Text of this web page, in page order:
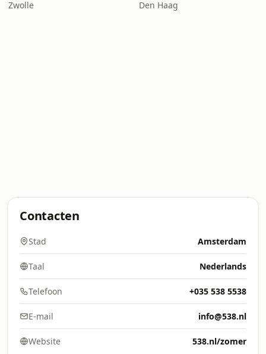
Zwolle Den Haag
Contacten
Stad Amsterdam
Taal Nederlands
Telefoon +035 538 5538
E-mail info@538.nl
Website 538.nl/zomer